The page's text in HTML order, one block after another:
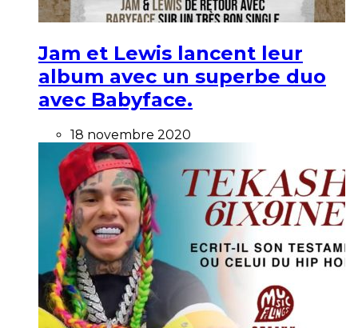
Jam et Lewis lancent leur
album avec un superbe duo
avec Babyface.
18 novembre 2020